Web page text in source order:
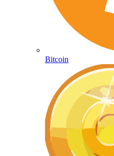
Bitcoin